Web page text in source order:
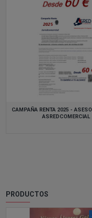
0 18136
Siguiendo con nuestro
Jove, Veriña y
Tremañes)"Gasta y Gana en T..
CAMPAÑA RENTA 2025 -
ASREDCOMERCIAL
PRODUCTOS